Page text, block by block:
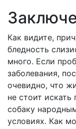
Как видите,
бледность
много. Если
заболевания,
очевидно, что
не стоит
собаку
условиях. Как